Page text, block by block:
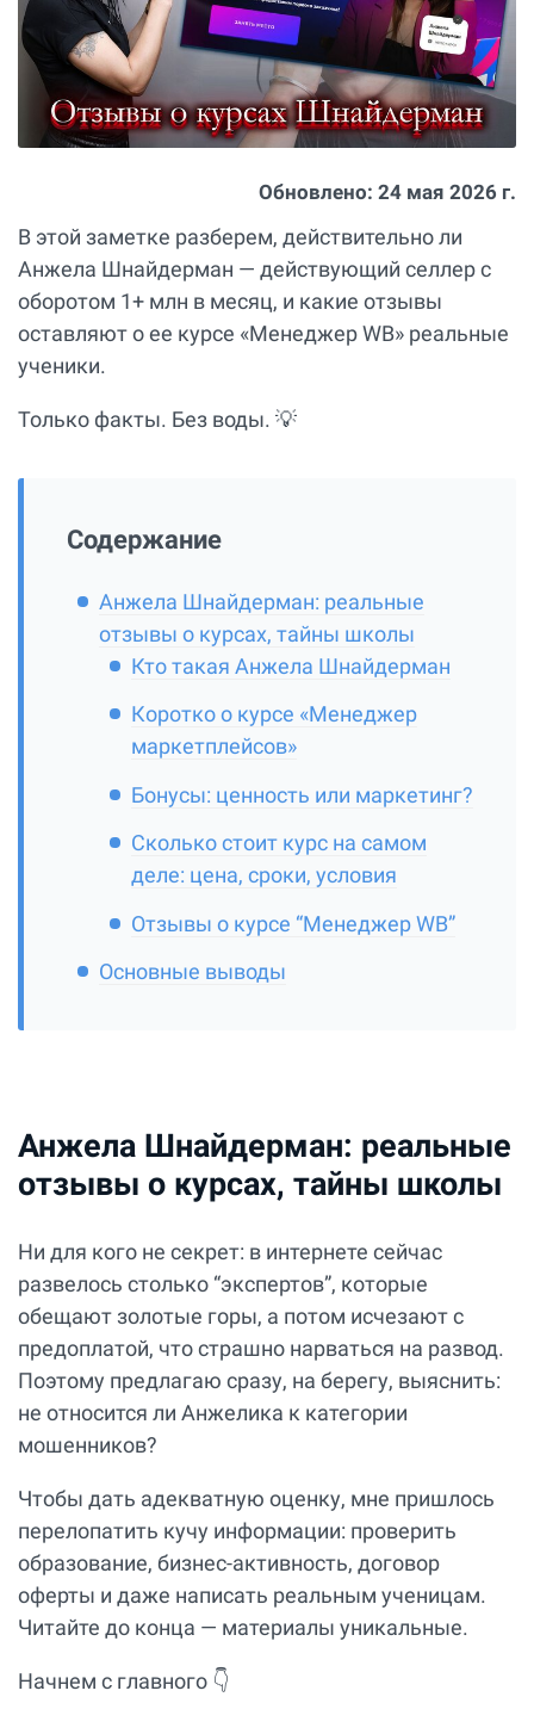
Обновлено: 24 мая 2026 г.
В этой заметке разберем, действительно ли
Анжела Шнайдерман — действующий селлер с
оборотом 1+ млн в месяц, и какие отзывы
оставляют о ее курсе «Менеджер WB» реальные
ученики.
Только факты. Без воды. 💡
Содержание
Анжела Шнайдерман: реальные
отзывы о курсах, тайны школы
Кто такая Анжела Шнайдерман
Коротко о курсе «Менеджер
маркетплейсов»
Бонусы: ценность или маркетинг?
Сколько стоит курс на самом
деле: цена, сроки, условия
Отзывы о курсе “Менеджер WB”
Основные выводы
Анжела Шнайдерман: реальные
отзывы о курсах, тайны школы
Ни для кого не секрет: в интернете сейчас
развелось столько “экспертов”, которые
обещают золотые горы, а потом исчезают с
предоплатой, что страшно нарваться на развод.
Поэтому предлагаю сразу, на берегу, выяснить:
не относится ли Анжелика к категории
мошенников?
Чтобы дать адекватную оценку, мне пришлось
перелопатить кучу информации: проверить
образование, бизнес-активность, договор
оферты и даже написать реальным ученицам.
Читайте до конца — материалы уникальные.
Начнем с главного 👇